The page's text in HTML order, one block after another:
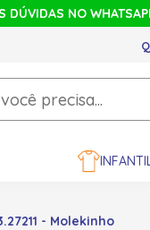
DÚVIDAS NO
- Molekinho